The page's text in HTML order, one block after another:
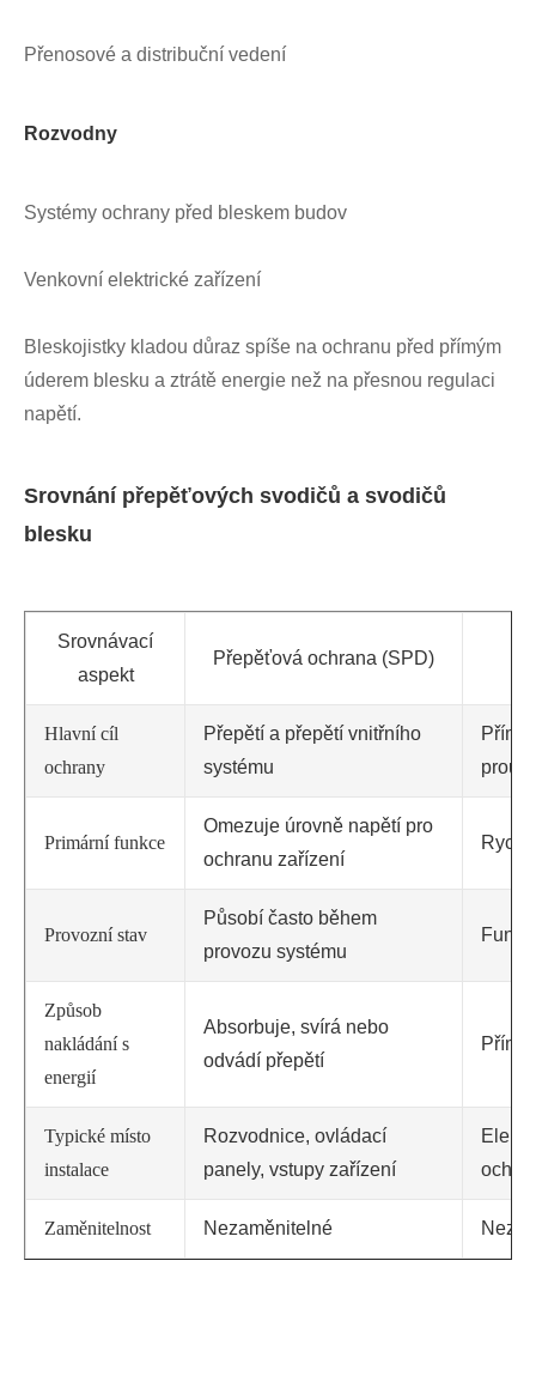
Přenosové a distribuční vedení
Rozvodny
Systémy ochrany před bleskem budov
Venkovní elektrické zařízení
Bleskojistky kladou důraz spíše na ochranu před přímým
úderem blesku a ztrátě energie než na přesnou regulaci
napětí.
Srovnání přepěťových svodičů a svodičů
blesku
Srovnávací
aspekt
Přepěťová ochrana (SPD)
Hlavní cíl
ochrany
Přepětí a přepětí vnitřního
systému
proud
Primární funkce
Omezuje úrovně napětí pro
ochranu zařízení
Provozní stav
Působí často během
provozu systému
Způsob
nakládání s
energií
Absorbuje, svírá nebo
odvádí přepětí
Typické místo
instalace
Rozvodnice, ovládací
panely, vstupy zařízení
Zaměnitelnost Nezaměnitelné